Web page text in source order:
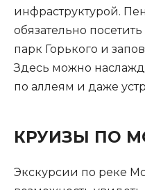
инфраструктурой.
обязательно
парк Горького и
Здесь можно
по аллеям и даже
КРУИЗЫ ПО
Экскурсии по реке